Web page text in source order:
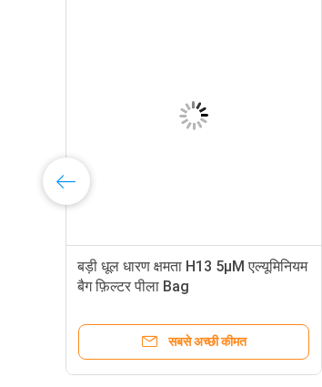
बड़ी धूल धारण क्षमता H13 5μM एल्यूमिनियम
बैग फ़िल्टर पीला Bag
सबसे अच्छी कीमत